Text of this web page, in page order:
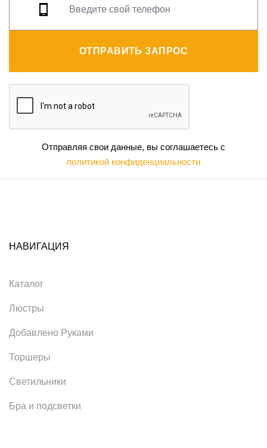
ОТПРАВИТЬ ЗАПРОС
Отправляя свои данные, вы соглашаетесь с
политикой конфиденциальности
НАВИГАЦИЯ
Каталог
Люстры
Добавлено Руками
Торшеры
Светильники
Бра и подсветки